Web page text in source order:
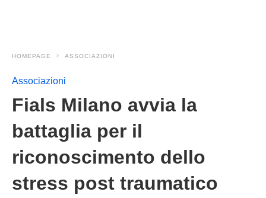
HOMEPAGE ASSOCIAZIONI
Associazioni
Fials Milano avvia la
battaglia per il
riconoscimento dello
stress post traumatico